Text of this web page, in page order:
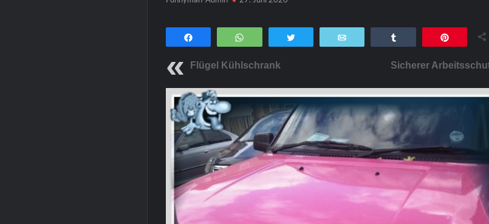
WhatsApp
Flügel Kühlschrank Sicherer